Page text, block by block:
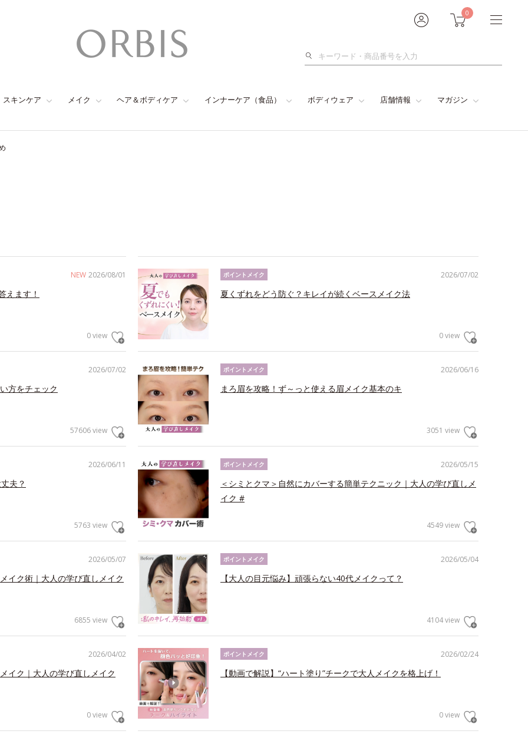
0
検
スキンケア メイク ヘア＆ボディケア インナーケア（食品） ボディウェア 店舗情報 マガジン
NEW 2026/08/01
えます！
0 view
2026/07/02
ポイントメイク
夏くずれをどう防ぐ？キレイが続くベースメイク法
0 view
2026/07/02
方をチェック
57606 view
2026/06/16
ポイントメイク
まろ眉を攻略！ず～っと使える眉メイク基本のキ
3051 view
2026/06/11
夫？
5763 view
2026/05/15
ポイントメイク
＜シミとクマ＞自然にカバーする簡単テクニック｜大人の学び直しメ
イク #
4549 view
2026/05/07
イク術｜大人の学び直しメイク
6855 view
2026/05/04
ポイントメイク
【大人の目元悩み】頑張らない40代メイクって？
4104 view
2026/04/02
イク｜大人の学び直しメイク
0 view
2026/02/24
ポイントメイク
【動画で解説】“ハート塗り”チークで大人メイクを格上げ！
0 view